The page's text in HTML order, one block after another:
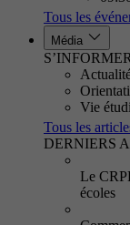
Tous les
Média
S’INFORMER
Vie
Tous les
DERNIERS
Le
écoles